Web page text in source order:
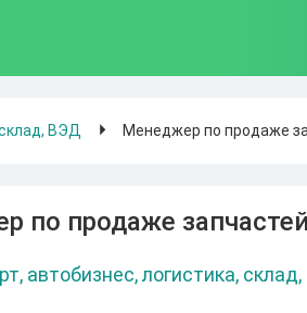
ВЭД Менеджер по продаже
по продаже запчастей
автобизнес, логистика,